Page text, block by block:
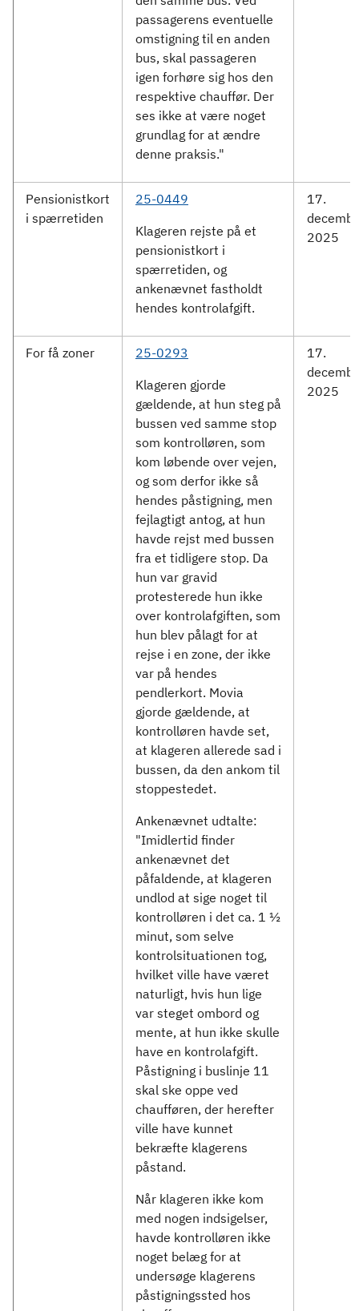
passagerens eventuelle
omstigning til en anden
bus, skal passageren
igen forhøre sig hos den
respektive chauffør. Der
ses ikke at være noget
grundlag for at ændre
denne praksis."
Pensionistkort
i spærretiden
25-0449
Klageren rejste på et
pensionistkort i
spærretiden, og
ankenævnet fastholdt
hendes kontrolafgift.
17.
2025
For få zoner
25-0293
Klageren gjorde
gældende, at hun steg på
bussen ved samme stop
som kontrolløren, som
kom løbende over vejen,
og som derfor ikke så
hendes påstigning, men
fejlagtigt antog, at hun
havde rejst med bussen
fra et tidligere stop. Da
hun var gravid
protesterede hun ikke
over kontrolafgiften, som
hun blev pålagt for at
rejse i en zone, der ikke
var på hendes
pendlerkort. Movia
gjorde gældende, at
kontrolløren havde set,
at klageren allerede sad i
bussen, da den ankom til
stoppestedet.
Ankenævnet udtalte:
"Imidlertid finder
ankenævnet det
påfaldende, at klageren
undlod at sige noget til
kontrolløren i det ca. 1 ½
minut, som selve
kontrolsituationen tog,
hvilket ville have været
naturligt, hvis hun lige
var steget ombord og
mente, at hun ikke skulle
have en kontrolafgift.
Påstigning i buslinje 11
skal ske oppe ved
chaufføren, der herefter
ville have kunnet
bekræfte klagerens
påstand.
Når klageren ikke kom
med nogen indsigelser,
havde kontrolløren ikke
noget belæg for at
undersøge klagerens
påstigningssted hos
17.
2025